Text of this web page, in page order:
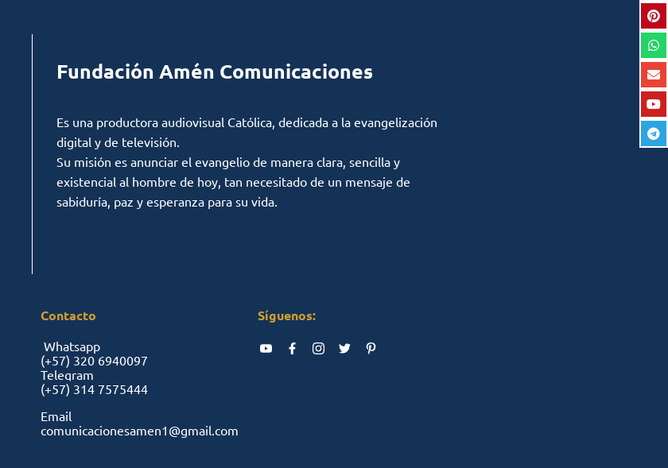
Fundación Amén Comunicaciones
Es una productora audiovisual Católica, dedicada a la evangelización
digital y de televisión.
Su misión es anunciar el evangelio de manera clara, sencilla y
existencial al hombre de hoy, tan necesitado de un mensaje de
sabiduría, paz y esperanza para su vida.
Contacto
Whatsapp
(+57) 320 6940097
Telegram
(+57) 314 7575444
Email
comunicacionesamen1@gmail.com
Síguenos: